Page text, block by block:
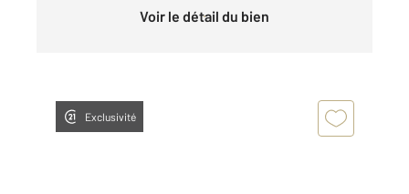
Voir le détail du bien
Exclusivité